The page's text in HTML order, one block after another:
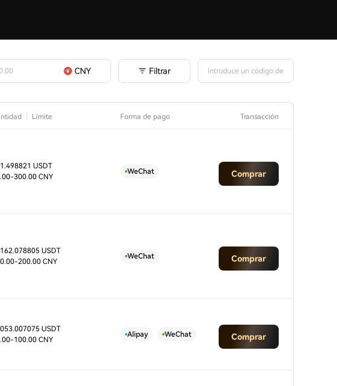
CNY Filtrar
Límite Forma de pago Transacción
USDT
-300.00 CNY
WeChat Comprar
USDT
-200.00 CNY
WeChat Comprar
USDT
-100.00 CNY
Alipay WeChat Comprar